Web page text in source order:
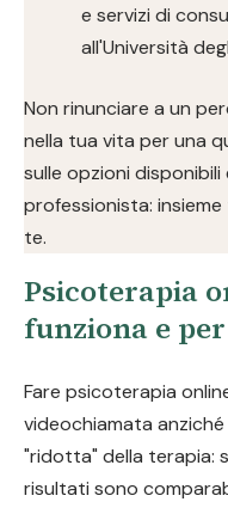
e servizi di
all'Università
Non rinunciare a un
nella tua vita per una
sulle opzioni
professionista:
te.
Psicoterapia
funziona e
Fare psicoterapia
videochiamata
"ridotta" della terapia:
risultati sono